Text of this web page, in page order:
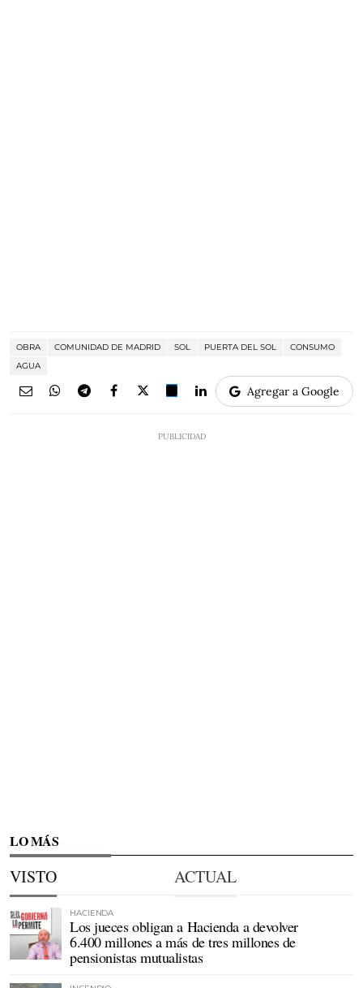
OBRA COMUNIDAD DE MADRID SOL PUERTA DEL SOL
CONSUMO
AGUA
Agregar a Google
LO MÁS
VISTO ACTUAL
HACIENDA
Los jueces obligan a Hacienda a devolver
6.400 millones a más de tres millones de
pensionistas mutualistas